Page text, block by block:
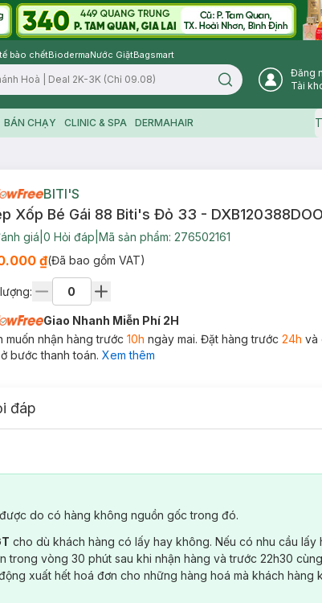
bào chếtBiodermaNước GiặtBagsmart
Search icon
Đăng
Tài
BÁN CHẠY CLINIC & SPA DERMAHAIR
BITI'S
Xốp Bé Gái 88 Biti's Đỏ 33 -
giá 0 Hỏi đáp Mã sản phẩm: 276502161
₫(Đã bao gồm VAT)
Giao Nhanh Miễn Phí 2H
muốn nhận hàng trước 10h ngày mai. Đặt hàng trước 24h và
ở bước thanh toán. Xem thêm
đáp
được do có hàng không nguồn gốc trong đó.
cho dù khách hàng có lấy hay không. Nếu có nhu cầu lấy
vòng 30 phút sau khi nhận hàng và trước 22h30
xuất hết hoá đơn cho những hàng hoá mà khách hàng